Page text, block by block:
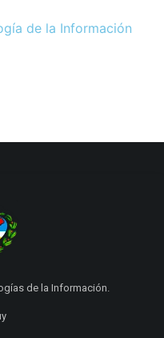
de la Información
de la Información.